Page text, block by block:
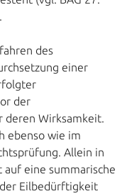
des
einer
der
deren Wirksamkeit.
ebenso wie im
Allein in
auf eine summarische
Eilbedürftigkeit